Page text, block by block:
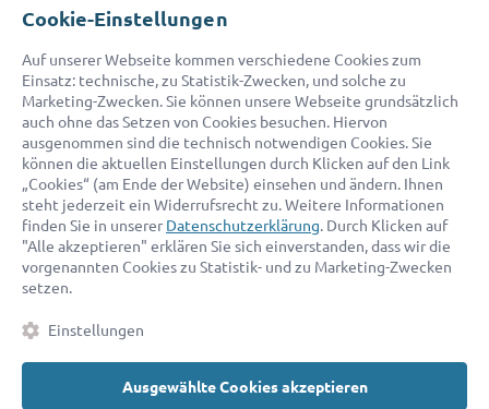
E-Mail:
service@advocado.com
© 2026 advocado - einfach online den passenden Rechtsanwalt finden
Auszeichnungen:
Cookie-Einstellungen
Auf unserer Webseite kommen verschiedene Cookies zum
Einsatz: technische, zu Statistik-Zwecken, und solche zu
Marketing-Zwecken. Sie können unsere Webseite grundsätzlich
auch ohne das Setzen von Cookies besuchen. Hiervon
ausgenommen sind die technisch notwendigen Cookies. Sie
können die aktuellen Einstellungen durch Klicken auf den Link
„Cookies“ (am Ende der Website) einsehen und ändern. Ihnen
steht jederzeit ein Widerrufsrecht zu. Weitere Informationen
finden Sie in unserer Datenschutzerklärung. Durch Klicken auf
"Alle akzeptieren" erklären Sie sich einverstanden, dass wir die
vorgenannten Cookies zu Statistik- und zu Marketing-Zwecken
setzen.
Einstellungen
Ausgewählte Cookies akzeptieren